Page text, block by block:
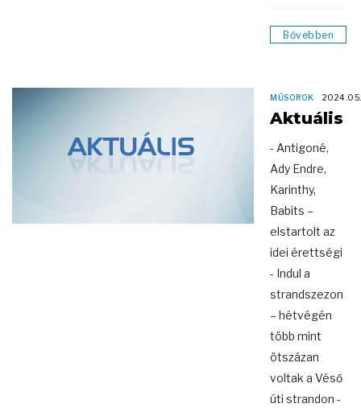
Bővebben
MŰSOROK
Aktuális
- Antigoné,
Ady Endre,
Karinthy,
Babits –
elstartolt az
idei érettségi
- Indul a
strandszezon
– hétvégén
több mint
ötszázan
voltak a Véső
úti strandon -